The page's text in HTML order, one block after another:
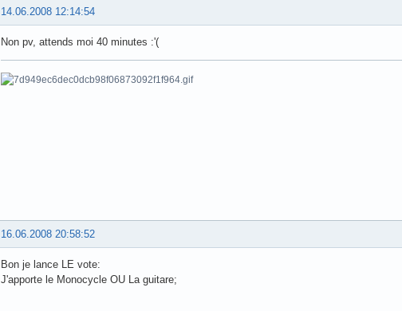
14.06.2008 12:14:54
Non pv, attends moi 40 minutes :'(
16.06.2008 20:58:52
Bon je lance LE vote:
J'apporte le Monocycle OU La guitare;